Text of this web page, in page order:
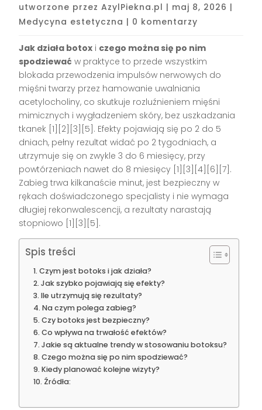
utworzone przezAzylPiekna.pl | maj 8, 2026 |
Medycyna estetyczna | 0 komentarzy
Jak działa botox i czego można się po nim
spodziewać w praktyce to przede wszystkim
blokada przewodzenia impulsów nerwowych do
mięśni twarzy przez hamowanie uwalniania
acetylocholiny, co skutkuje rozluźnieniem mięśni
mimicznych i wygładzeniem skóry, bez uszkadzania
tkanek [1][2][3][5]. Efekty pojawiają się po 2 do 5
dniach, pełny rezultat widać po 2 tygodniach, a
utrzymuje się on zwykle 3 do 6 miesięcy, przy
powtórzeniach nawet do 8 miesięcy [1][3][4][6][7].
Zabieg trwa kilkanaście minut, jest bezpieczny w
rękach doświadczonego specjalisty i nie wymaga
długiej rekonwalescencji, a rezultaty narastają
stopniowo [1][3][5].
Spis treści
Czym jest botoks i jak działa?
Jak szybko pojawiają się efekty?
Ile utrzymują się rezultaty?
Na czym polega zabieg?
Czy botoks jest bezpieczny?
Co wpływa na trwałość efektów?
Jakie są aktualne trendy w stosowaniu botoksu?
Czego można się po nim spodziewać?
Kiedy planować kolejne wizyty?
Źródła: